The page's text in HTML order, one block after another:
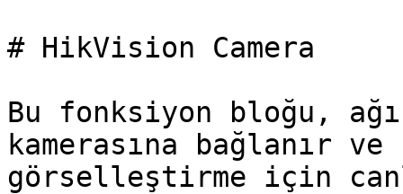
# HikVision Camera
Bu fonksiyon bloğu,
kamerasına bağlanır
görselleştirme için